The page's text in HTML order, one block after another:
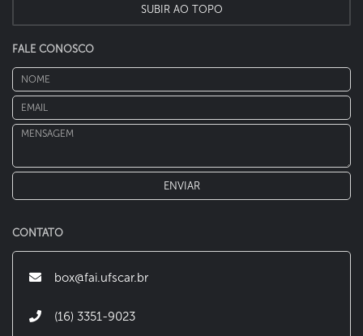
SUBIR AO TOPO
FALE CONOSCO
CONTATO
box@fai.ufscar.br
(16) 3351-9023